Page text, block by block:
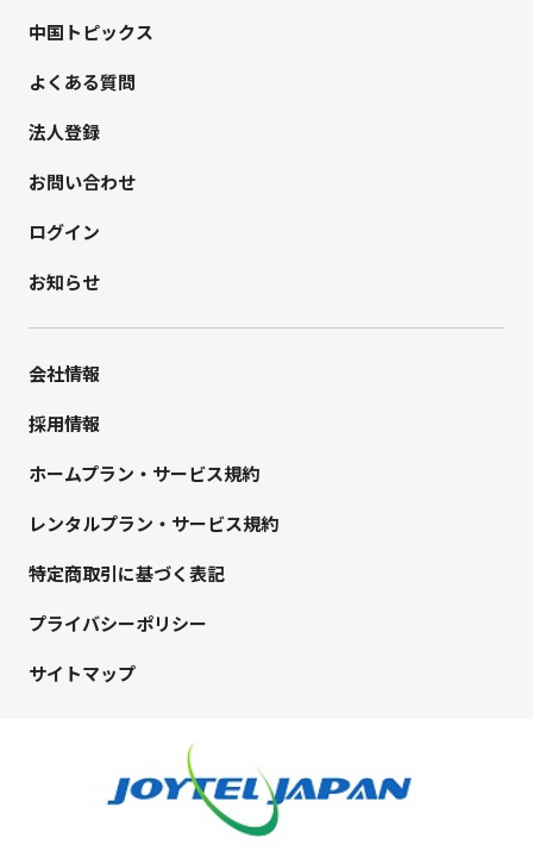
中国トピックス
よくある質問
法人登録
お問い合わせ
ログイン
お知らせ
会社情報
採用情報
ホームプラン・サービス規約
レンタルプラン・サービス規約
特定商取引に基づく表記
プライバシーポリシー
サイトマップ